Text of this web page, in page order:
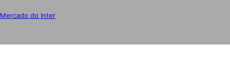
Mercado do Inter